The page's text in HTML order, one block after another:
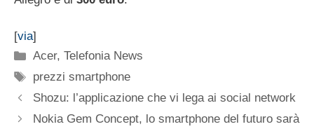
[via]
Categorie
Acer,Telefonia News
Tag
prezzi smartphone
Shozu: l’applicazione che vi lega ai social network
Nokia Gem Concept, lo smartphone del futuro sarà